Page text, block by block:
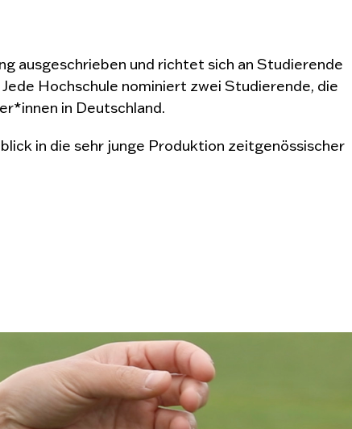
ausgeschrieben und richtet sich an Studierende
Hochschule nominiert zwei Studierende, die
in Deutschland.
in die sehr junge Produktion zeitgenössischer